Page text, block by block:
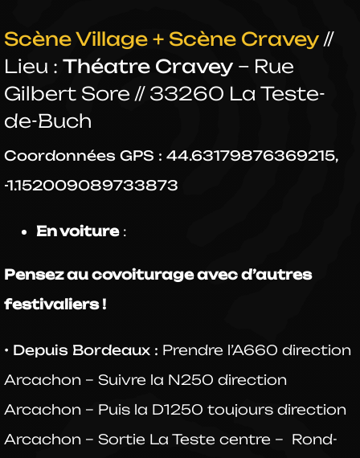
Scène Village + Scène Cravey //
Lieu : Théatre Cravey– Rue
Gilbert Sore // 33260 La Teste-
de-Buch
Coordonnées GPS : 44.63179876369215,
-1.152009089733873
En voiture:
Pensez au covoiturage avec d’autres
festivaliers !
• Depuis Bordeaux : Prendre l’A660 direction
Arcachon – Suivre la N250 direction
Arcachon – Puis la D1250 toujours direction
Arcachon – Sortie La Teste centre – Rond-